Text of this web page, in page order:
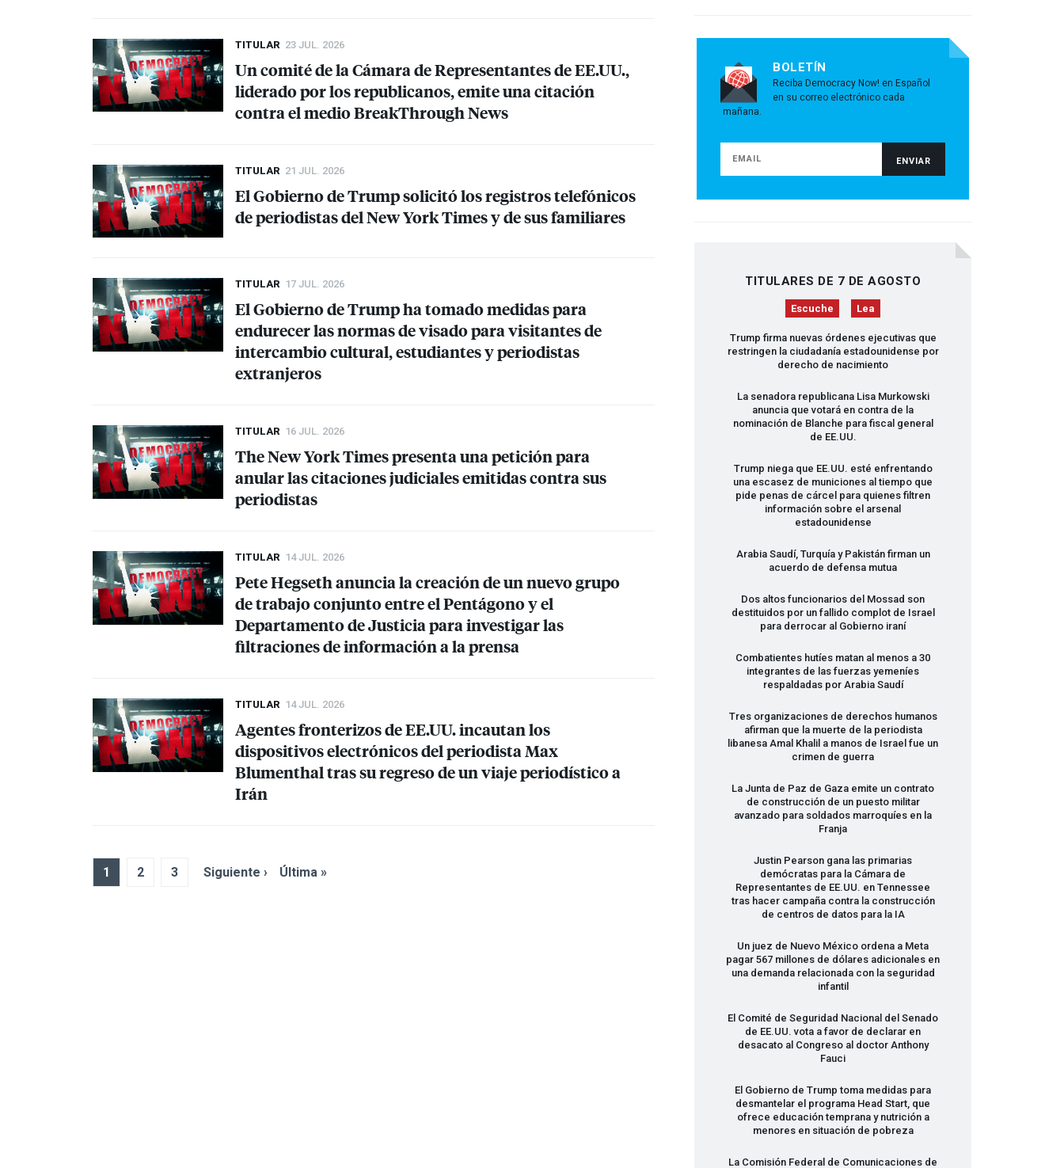
TITULAR 23 JUL. 2026
Un comité de la Cámara de Representantes de EE.UU.,
liderado por los republicanos, emite una citación
contra el medio BreakThrough News
TITULAR 21 JUL. 2026
El Gobierno de Trump solicitó los registros telefónicos
de periodistas del New York Times y de sus familiares
TITULAR 17 JUL. 2026
El Gobierno de Trump ha tomado medidas para
endurecer las normas de visado para visitantes de
intercambio cultural, estudiantes y periodistas
extranjeros
TITULAR 16 JUL. 2026
The New York Times presenta una petición para
anular las citaciones judiciales emitidas contra sus
periodistas
TITULAR 14 JUL. 2026
Pete Hegseth anuncia la creación de un nuevo grupo
de trabajo conjunto entre el Pentágono y el
Departamento de Justicia para investigar las
filtraciones de información a la prensa
TITULAR 14 JUL. 2026
Agentes fronterizos de EE.UU. incautan los
dispositivos electrónicos del periodista Max
Blumenthal tras su regreso de un viaje periodístico a
Irán
1 2 3 Siguiente › Última »
BOLETÍN
Reciba Democracy Now! en Español
en su correo electrónico cada
mañana.
TITULARES DE 7 DE AGOSTO
Escuche Lea
Trump firma nuevas órdenes ejecutivas que
restringen la ciudadanía estadounidense por
derecho de nacimiento
La senadora republicana Lisa Murkowski
anuncia que votará en contra de la
nominación de Blanche para fiscal general
de EE.UU.
Trump niega que EE.UU. esté enfrentando
una escasez de municiones al tiempo que
pide penas de cárcel para quienes filtren
información sobre el arsenal
estadounidense
Arabia Saudí, Turquía y Pakistán firman un
acuerdo de defensa mutua
Dos altos funcionarios del Mossad son
destituidos por un fallido complot de Israel
para derrocar al Gobierno iraní
Combatientes hutíes matan al menos a 30
integrantes de las fuerzas yemeníes
respaldadas por Arabia Saudí
Tres organizaciones de derechos humanos
afirman que la muerte de la periodista
libanesa Amal Khalil a manos de Israel fue un
crimen de guerra
La Junta de Paz de Gaza emite un contrato
de construcción de un puesto militar
avanzado para soldados marroquíes en la
Franja
Justin Pearson gana las primarias
demócratas para la Cámara de
Representantes de EE.UU. en Tennessee
tras hacer campaña contra la construcción
de centros de datos para la IA
Un juez de Nuevo México ordena a Meta
pagar 567 millones de dólares adicionales en
una demanda relacionada con la seguridad
infantil
El Comité de Seguridad Nacional del Senado
de EE.UU. vota a favor de declarar en
desacato al Congreso al doctor Anthony
Fauci
El Gobierno de Trump toma medidas para
desmantelar el programa Head Start, que
ofrece educación temprana y nutrición a
menores en situación de pobreza
La Comisión Federal de Comunicaciones de